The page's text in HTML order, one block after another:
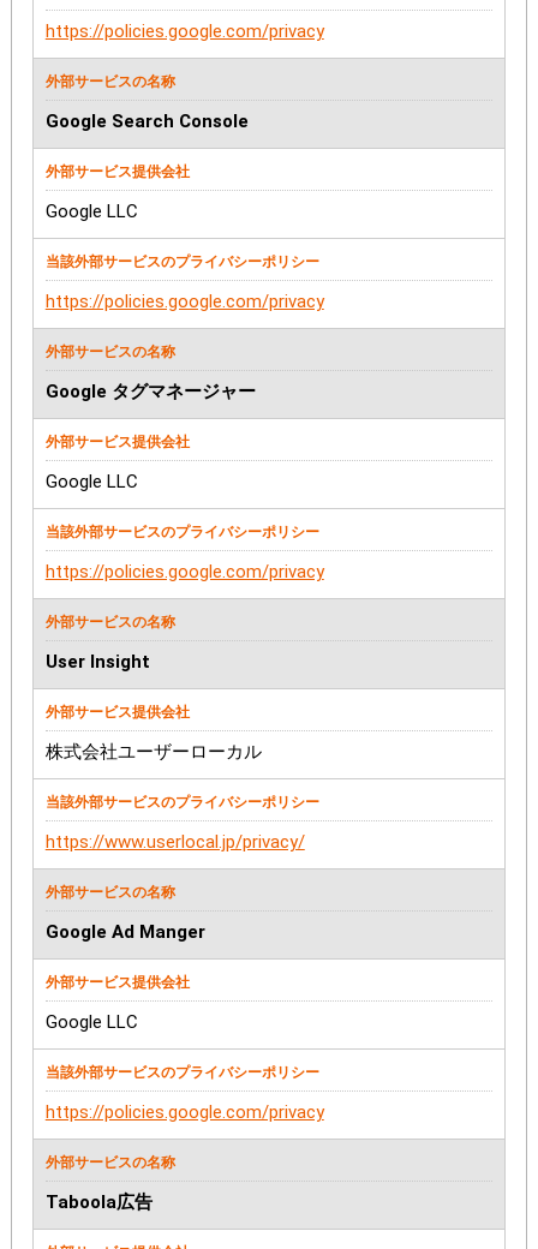
https://policies.google.com/privacy
Google Search Console
Google LLC
https://policies.google.com/privacy
Google タグマネージャー
Google LLC
https://policies.google.com/privacy
User Insight
株式会社ユーザーローカル
https://www.userlocal.jp/privacy/
Google Ad Manger
Google LLC
https://policies.google.com/privacy
Taboola広告